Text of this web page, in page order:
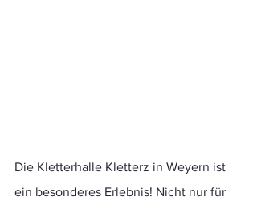
Die Kletterhalle Kletterz in Weyern ist
ein besonderes Erlebnis! Nicht nur für